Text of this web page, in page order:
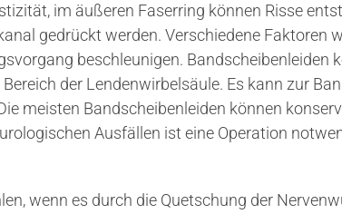
im äußeren Faserring können Risse
gedrückt werden. Verschiedene Faktoren
beschleunigen. Bandscheibenleiden
der Lendenwirbelsäule. Es kann zur
meisten Bandscheibenleiden können
Ausfällen ist eine Operation
wenn es durch die Quetschung der